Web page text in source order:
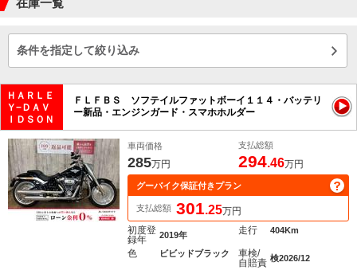
在庫一覧
条件を指定して絞り込み
ＨＡＲＬＥ
Ｙ−ＤＡＶ
ＩＤＳＯＮ
ＦＬＦＢＳ ソフテイルファットボーイ１１４・バッテリ
ー新品・エンジンガード・スマホホルダー
車両価格
285万円
支払総額
294.46万円
グーバイク保証付きプラン
支払総額 301.25万円
初度登
録年
2019年 走行 404Km
色 ビビッドブラック
車検/
自賠責 検2026/12